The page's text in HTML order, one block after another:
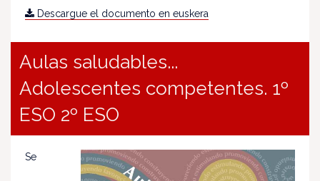
Descargue el documento en euskera
Aulas saludables...
Adolescentes competentes. 1º
ESO 2º ESO
Se